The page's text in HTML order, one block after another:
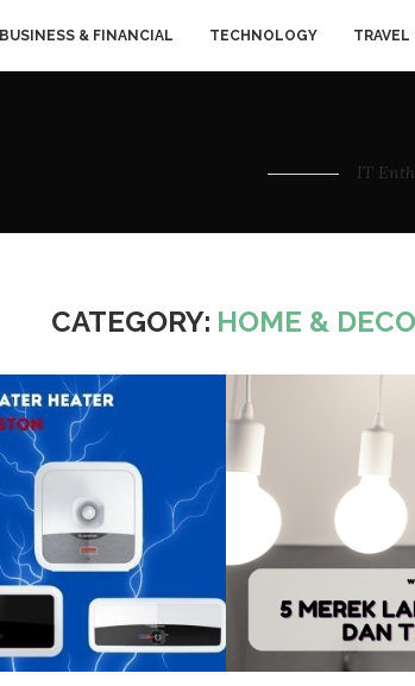
BUSINESS & FINANCIAL TECHNOLOGY TRAVEL
IT
CATEGORY: HOME &